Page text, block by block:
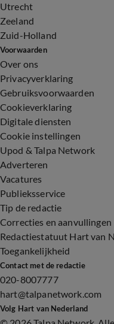
Utrecht
Zeeland
Zuid-Holland
Voorwaarden
Over ons
Privacyverklaring
Gebruiksvoorwaarden
Cookieverklaring
Digitale diensten
Cookie instellingen
Upod & Talpa Network
Adverteren
Vacatures
Publieksservice
Tip de redactie
Correcties en aanvullingen
Redactiestatuut Hart van
Toegankelijkheid
Contact met de redactie
020-8007777
hart@talpanetwork.com
Volg Hart van Nederland